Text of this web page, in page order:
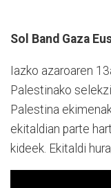
Sol Band Gaza
Iazko azaroaren
Palestinako
Palestina
ekitaldian parte
kideek. Ekitaldi